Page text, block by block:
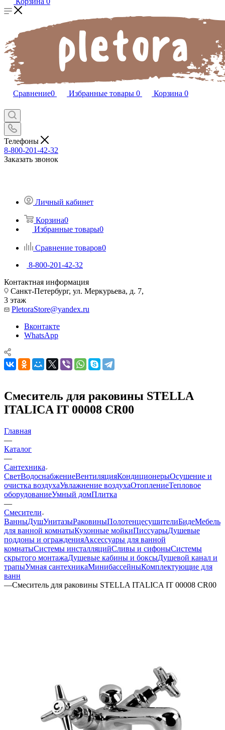
Сравнение0 Избранные товары 0 Корзина 0
Телефоны
8-800-201-42-32
Заказать звонок
Личный кабинет
Корзина0
Избранные товары0
Сравнение товаров0
8-800-201-42-32
Контактная информация
Санкт-Петербург, ул. Меркурьева, д. 7,
3 этаж
PletoraStore@yandex.ru
Вконтакте
WhatsApp
Смеситель для раковины STELLA
ITALICA IT 00008 CR00
Главная
—
Каталог
—
Сантехника
СветВодоснабжениеВентиляцияКондиционерыОсушение и
очистка воздухаУвлажнение воздухаОтоплениеТепловое
оборудованиеУмный домПлитка
—
Смесители
ВанныДушУнитазыРаковиныПолотенцесушителиБидеМебель
для ванной комнатыКухонные мойкиПиссуарыДушевые
поддоны и огражденияАксессуары для ванной
комнатыСистемы инсталляцийСливы и сифоныСистемы
скрытого монтажаДушевые кабины и боксыДушевой канал и
трапыУмная сантехникаМинибассейныКомплектующие для
ванн
—Смеситель для раковины STELLA ITALICA IT 00008 CR00